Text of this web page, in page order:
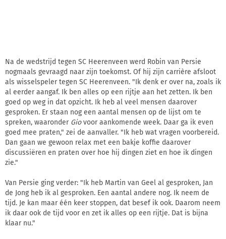
Na de wedstrijd tegen SC Heerenveen werd Robin van Persie
nogmaals gevraagd naar zijn toekomst. Of hij zijn carrière afsloot
als wisselspeler tegen SC Heerenveen. "Ik denk er over na, zoals ik
al eerder aangaf. Ik ben alles op een rijtje aan het zetten. Ik ben
goed op weg in dat opzicht. Ik heb al veel mensen daarover
gesproken. Er staan nog een aantal mensen op de lijst om te
spreken, waaronder Giovoor aankomende week. Daar ga ik even
goed mee praten," zei de aanvaller. "Ik heb wat vragen voorbereid.
Dan gaan we gewoon relax met een bakje koffie daarover
discussiëren en praten over hoe hij dingen ziet en hoe ik dingen
zie."
Van Persie ging verder: "Ik heb Martin van Geel al gesproken, Jan
de Jong heb ik al gesproken. Een aantal andere nog. Ik neem de
tijd. Je kan maar één keer stoppen, dat besef ik ook. Daarom neem
ik daar ook de tijd voor en zet ik alles op een rijtje. Dat is bijna
klaar nu."